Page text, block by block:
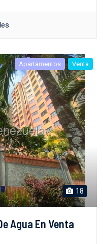
Apartamentos Venta
18
Agua En Venta